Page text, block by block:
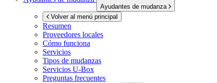
Ayudantes de mudanza
Volver al menú principal
Resumen
Proveedores locales
Cómo funciona
Servicios
Tipos de mudanzas
Servicios U-Box
Preguntas frecuentes